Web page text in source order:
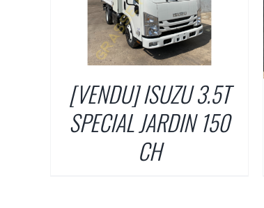
[VENDU] ISUZU 3.5T
SPECIAL JARDIN 150
CH